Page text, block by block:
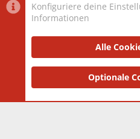
Community platform by XenForo® ©
and add-ons by ThemeHouse
Konfiguriere deine
Informationen
Alle
Optionale